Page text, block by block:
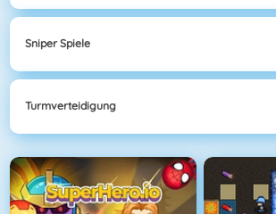
Sniper Spiele
Turmverteidigung